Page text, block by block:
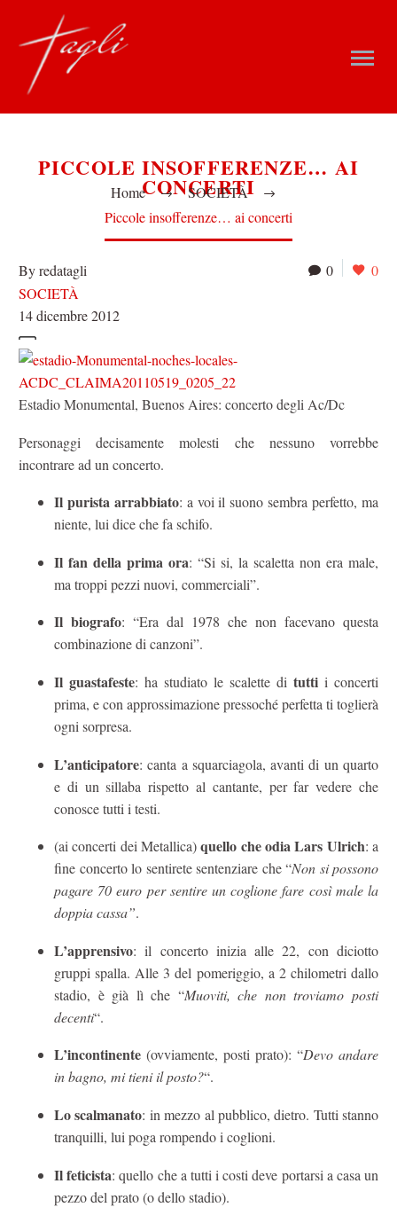
PICCOLE INSOFFERENZE… AI
CONCERTI
Home
SOCIETÀ
Piccole insofferenze… ai concerti
0 0
By redatagli
SOCIETÀ
14 dicembre 2012
Estadio Monumental, Buenos Aires: concerto degli Ac/Dc
Personaggi decisamente molesti che nessuno vorrebbe
incontrare ad un concerto.
Il purista arrabbiato: a voi il suono sembra perfetto, ma
niente, lui dice che fa schifo.
Il fan della prima ora: “Si si, la scaletta non era male,
ma troppi pezzi nuovi, commerciali”.
Il biografo: “Era dal 1978 che non facevano questa
combinazione di canzoni”.
Il guastafeste: ha studiato le scalette di tutti i concerti
prima, e con approssimazione pressoché perfetta ti toglierà
ogni sorpresa.
L’anticipatore: canta a squarciagola, avanti di un quarto
e di un sillaba rispetto al cantante, per far vedere che
conosce tutti i testi.
(ai concerti dei Metallica)quello che odia Lars Ulrich: a
fine concerto lo sentirete sentenziare che “Non si possono
pagare 70 euro per sentire un coglione fare così male la
doppia cassa”.
L’apprensivo: il concerto inizia alle 22, con diciotto
gruppi spalla. Alle 3 del pomeriggio, a 2 chilometri dallo
stadio, è già lì che “Muoviti, che non troviamo posti
decenti“.
L’incontinente (ovviamente, posti prato): “Devo andare
in bagno, mi tieni il posto?“.
Lo scalmanato: in mezzo al pubblico, dietro. Tutti stanno
tranquilli, lui poga rompendo i coglioni.
Il feticista: quello che a tutti i costi deve portarsi a casa un
pezzo del prato (o dello stadio).